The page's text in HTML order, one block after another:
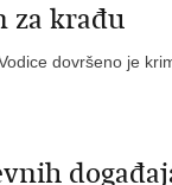
za krađu
dovršeno je